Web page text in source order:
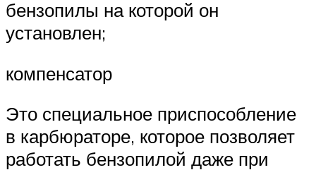
бензопилы на которой он
установлен;
компенсатор
Это специальное приспособление
в карбюраторе, которое позволяет
работать бензопилой даже при